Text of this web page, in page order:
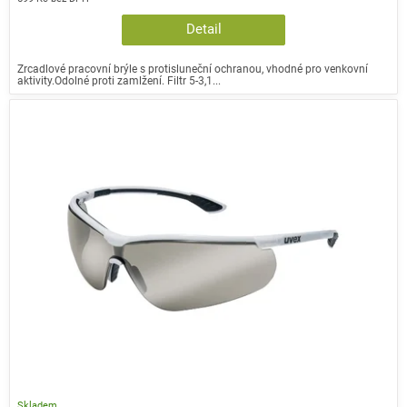
Detail
Zrcadlové pracovní brýle s protisluneční ochranou, vhodné pro venkovní
aktivity.Odolné proti zamlžení. Filtr 5-3,1...